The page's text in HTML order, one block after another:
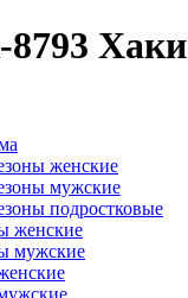
Хаки
женские
мужские
подростковые
женские
мужские